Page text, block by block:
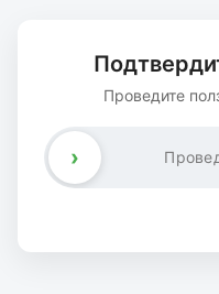
Проведите
›